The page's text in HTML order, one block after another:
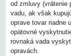
od zmluvy (vrátenie
vadu, ak však
oprave tovar riadne
opätovné
rovnaká vada
opravách.